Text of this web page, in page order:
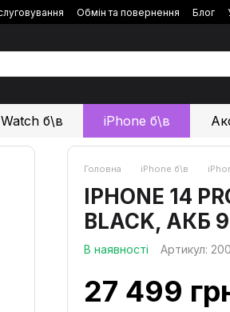
Обмін та повернення Блог
б\в iPhone б\в
Головна iPhone б\в
IPHONE 14
BLACK, АКБ
В наявності Артикул:
27 499